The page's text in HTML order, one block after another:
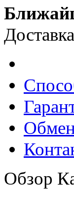
Обзор